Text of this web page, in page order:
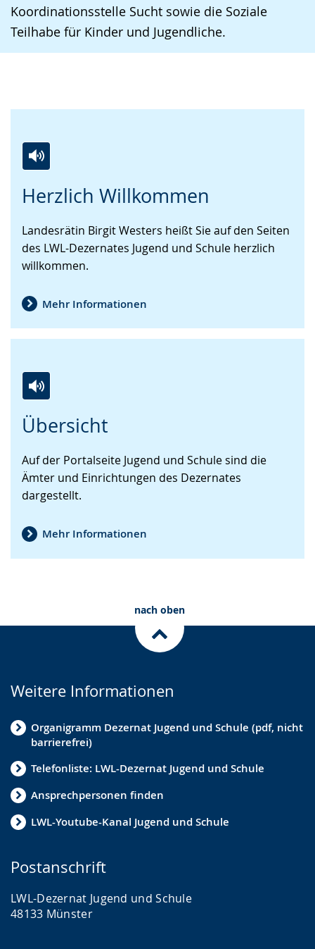
Koordinationsstelle Sucht sowie die Soziale
Teilhabe für Kinder und Jugendliche.
Herzlich Willkommen
Leichten
wechseln.
Audio-
Video
Deutscher
Gebärdensprache
wird
Landesrätin Birgit Westers heißt Sie auf den Seiten
des LWL-Dezernates Jugend und Schule herzlich
willkommen.
Mehr Informationen
Übersicht
Leichten
wechseln.
Audio-
Video
Deutscher
Gebärdensprache
wird
Auf der Portalseite Jugend und Schule sind die
Ämter und Einrichtungen des Dezernates
dargestellt.
Mehr Informationen
nach oben
Weitere Informationen
Organigramm Dezernat Jugend und Schule (pdf, nicht
barrierefrei)
Telefonliste: LWL-Dezernat Jugend und Schule
Ansprechpersonen finden
LWL-Youtube-Kanal Jugend und Schule
Postanschrift
LWL-Dezernat Jugend und Schule
48133 Münster